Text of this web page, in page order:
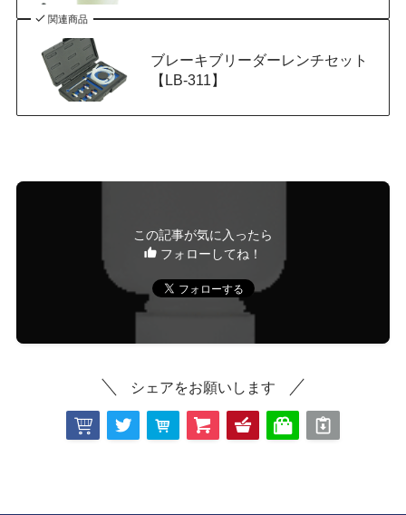
関連商品
ブレーキブリーダーレンチセット
【LB-311】
この記事が気に入ったら
フォローしてね！
シェアをお願いします